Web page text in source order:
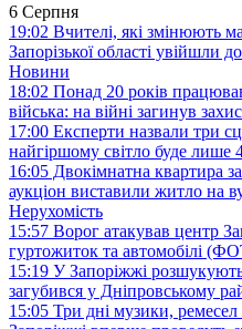
6 Серпня
19:02 Вчителі, які змінюють
Запорізької області
Новини
18:02 Понад 20 років
війська: на війні загинув
17:00 Експерти назвали три
найгіршому світло буде лише
16:05 Двокімнатна квартира
аукціон виставили житло
Нерухомість
15:57 Ворог атакував центр
гуртожиток та автомобілі
15:19 У Запоріжжі
загубився у Дніпровському
15:05 Три дні музики, ремесел